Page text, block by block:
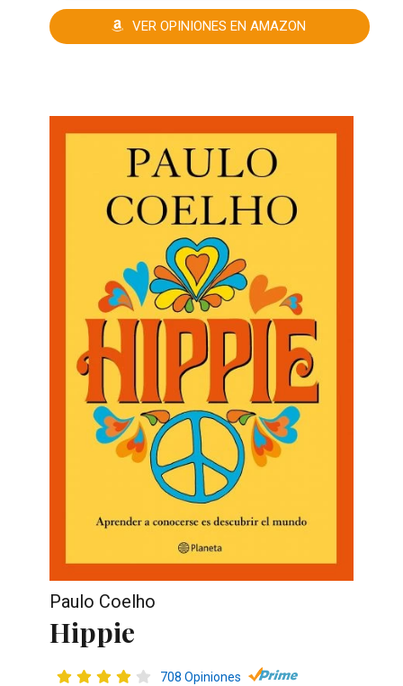
VER OPINIONES EN AMAZON
Paulo Coelho
Hippie
708 Opiniones